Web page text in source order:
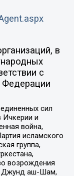
в
с
Федерации
сил
Ичкерии и
война,
исламского
группа,
возрождения
Джунд аш-Шам,